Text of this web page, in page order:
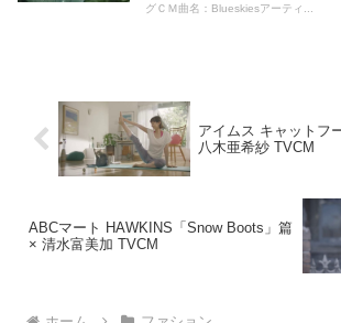
グＣＭ曲名：Blueskiesアーティ...
アイムス キャットフ
八木亜希紗 TVCM
ABCマート HAWKINS「Snow Boots」篇
× 清水富美加 TVCM